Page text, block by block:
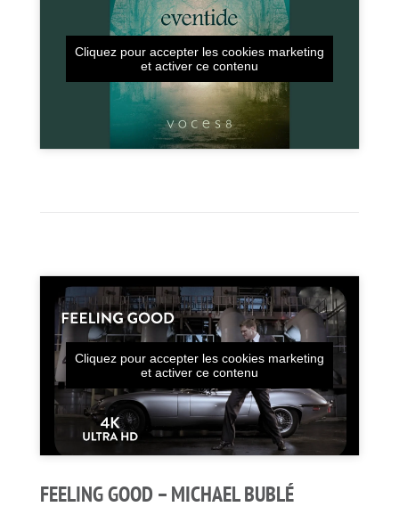
Cliquez pour accepter les cookies marketing
et activer ce contenu
Cliquez pour accepter les cookies marketing
et activer ce contenu
FEELING GOOD – MICHAEL BUBLÉ